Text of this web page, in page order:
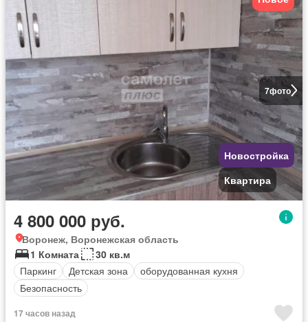
7фото
Новостройка
Квартира
4 800 000 руб.
Воронеж, Воронежская область
1 Комната
30 кв.м
Паркинг
Детская зона
оборудованная кухня
Безопасность
17 часов назад